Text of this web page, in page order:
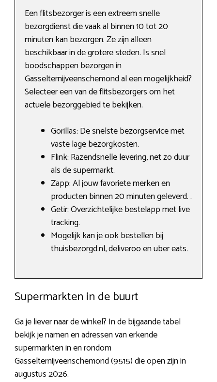
Een flitsbezorger is een extreem snelle
bezorgdienst die vaak al binnen 10 tot 20
minuten kan bezorgen. Ze zijn alleen
beschikbaar in de grotere steden. Is snel
boodschappen bezorgen in
Gasselternijveenschemond al een mogelijkheid?
Selecteer een van de flitsbezorgers om het
actuele bezorggebied te bekijken.
Gorillas: De snelste bezorgservice met
vaste lage bezorgkosten.
Flink: Razendsnelle levering, net zo duur
als de supermarkt.
Zapp: Al jouw favoriete merken en
producten binnen 20 minuten geleverd. .
Getir: Overzichtelijke bestelapp met live
tracking.
Mogelijk kan je ook bestellen bij
thuisbezorgd.nl, deliveroo en uber eats.
Supermarkten in de buurt
Ga je liever naar de winkel? In de bijgaande tabel
bekijk je namen en adressen van erkende
supermarkten in en rondom
Gasselternijveenschemond (9515) die open zijn in
augustus 2026.